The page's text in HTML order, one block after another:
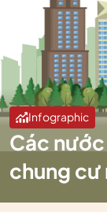
Infographic
Các
chung cư